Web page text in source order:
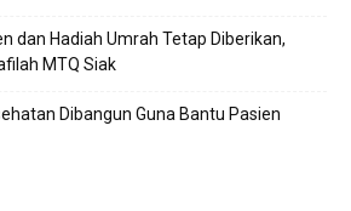
dan Hadiah Umrah Tetap Diberikan,
MTQ Siak
Dibangun Guna Bantu Pasien